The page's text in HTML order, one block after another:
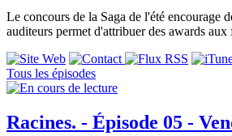
Le concours de la Saga de l'été encourage
auditeurs permet d'attribuer des awards
Tous les épisodes
Racines. - Épisode 05 -